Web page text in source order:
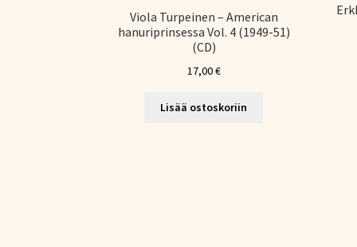
Viola Turpeinen – American
hanuriprinsessa Vol. 4 (1949-51)
(CD)
17,00€
Lisää ostoskoriin